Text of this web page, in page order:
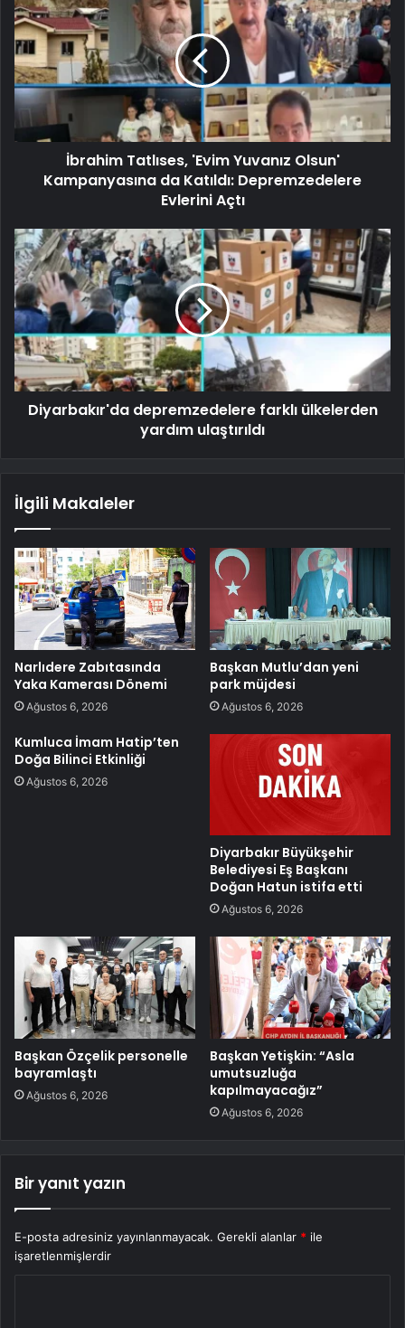
İbrahim Tatlıses, 'Evim Yuvanız Olsun'
Kampanyasına da Katıldı: Depremzedelere
Evlerini Açtı
Diyarbakır'da depremzedelere farklı ülkelerden
yardım ulaştırıldı
İlgili Makaleler
Narlıdere Zabıtasında
Yaka Kamerası Dönemi
Ağustos 6, 2026
Başkan Mutlu’dan yeni
park müjdesi
Ağustos 6, 2026
Kumluca İmam Hatip’ten
Doğa Bilinci Etkinliği
Ağustos 6, 2026
Diyarbakır Büyükşehir
Belediyesi Eş Başkanı
Doğan Hatun istifa etti
Ağustos 6, 2026
Başkan Özçelik personelle
bayramlaştı
Ağustos 6, 2026
Başkan Yetişkin: “Asla
umutsuzluğa
kapılmayacağız”
Ağustos 6, 2026
Bir yanıt yazın
E-posta adresiniz yayınlanmayacak. Gerekli alanlar * ile
işaretlenmişlerdir